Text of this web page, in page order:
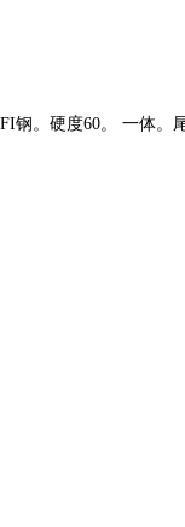
钢。硬度60。 一体。